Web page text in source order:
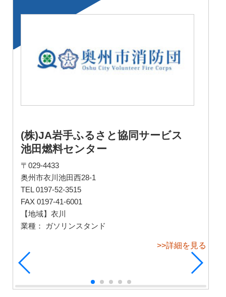
リンク集
(株)JA岩手ふるさと協同サービス
池田燃料センター
〒029-4433
奥州市衣川池田西28-1
TEL 0197-52-3515
FAX 0197-41-6001
【地域】衣川
業種： ガソリンスタンド
>>詳細を見る